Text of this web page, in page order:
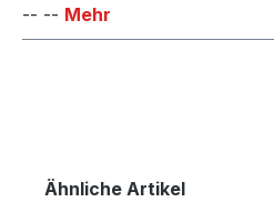
-- -- Mehr
Produktgalerie überspringen
Ähnliche Artikel